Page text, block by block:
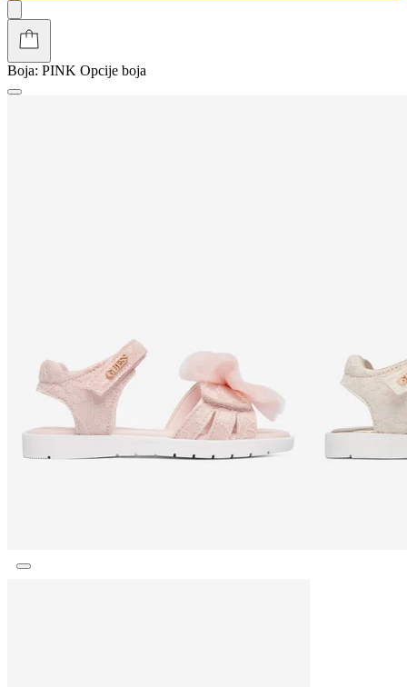
Boja: PINK Opcije boja